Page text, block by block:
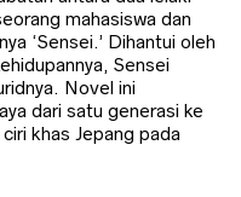
mahasiswa dan
‘Sensei.’ Dihantui oleh
Sensei
Novel ini
dari satu generasi ke
khas Jepang pada